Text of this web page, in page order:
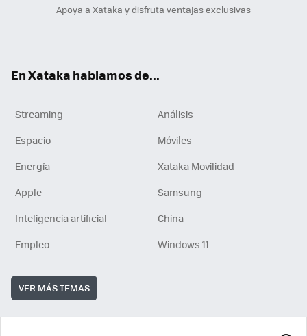
Apoya a Xataka y disfruta ventajas exclusivas
En Xataka hablamos de...
Streaming
Análisis
Espacio
Móviles
Energía
Xataka Movilidad
Apple
Samsung
Inteligencia artificial
China
Empleo
Windows 11
VER MÁS TEMAS